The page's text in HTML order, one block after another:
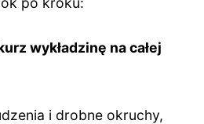
wykładzinę na całej
i drobne okruchy,